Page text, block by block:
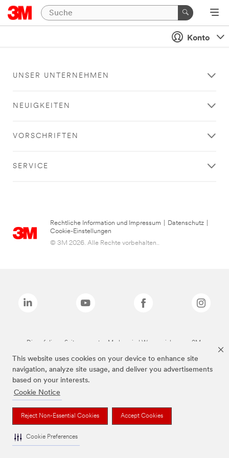
This website uses cookies on your device to enhance site
navigation, analyze site usage, and deliver you advertisements
based on your interests.
Cookie Notice
Reject Non-Essential Cookies Accept Cookies
Cookie Preferences
Konto
UNSER UNTERNEHMEN
NEUIGKEITEN
VORSCHRIFTEN
SERVICE
Rechtliche Information und Impressum Datenschutz
Cookie-Einstellungen
© 3M 2026. Alle Rechte vorbehalten..
Die auf dieser Seite genannten Marken sind Warenzeichen von 3M.